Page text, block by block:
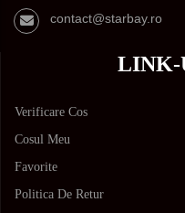
contact@starbay.ro
LINK-
Verificare Cos
Cosul Meu
Favorite
Politica De Retur